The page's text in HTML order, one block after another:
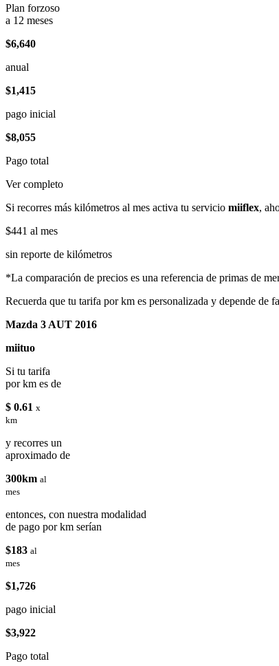
Plan forzoso
a 12 meses
$6,640
anual
$1,415
pago inicial
$8,055
Pago total
Ver completo
Si recorres más kilómetros al mes activa tu servicio miiflex,
$441 al mes
sin reporte de kilómetros
*La comparación de precios es una referencia de primas de
Recuerda que tu tarifa por km es personalizada y depende de
Mazda 3 AUT 2016
miituo
Si tu tarifa
por km es de
$ 0.61 x
km
y recorres un
aproximado de
300km al
mes
entonces, con nuestra modalidad
de pago por km serían
$183 al
mes
$1,726
pago inicial
$3,922
Pago total